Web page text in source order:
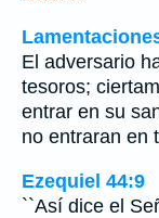
El adversario
tesoros;
entrar en su
no entraran en
Ezequiel 44:9
``Así dice el